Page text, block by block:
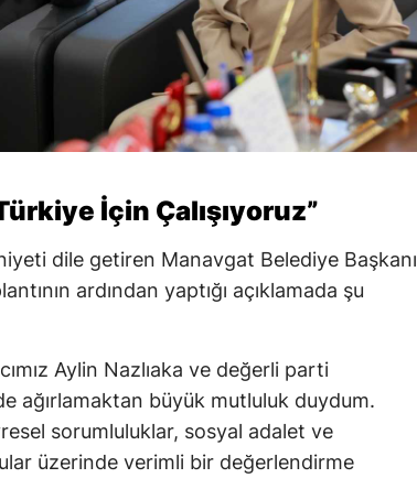
İçin Çalışıyoruz”
dile getiren Manavgat Belediye Başkanı
ardından yaptığı açıklamada şu
Aylin Nazlıaka ve değerli parti
ağırlamaktan büyük mutluluk duydum.
sorumluluklar, sosyal adalet ve
üzerinde verimli bir değerlendirme